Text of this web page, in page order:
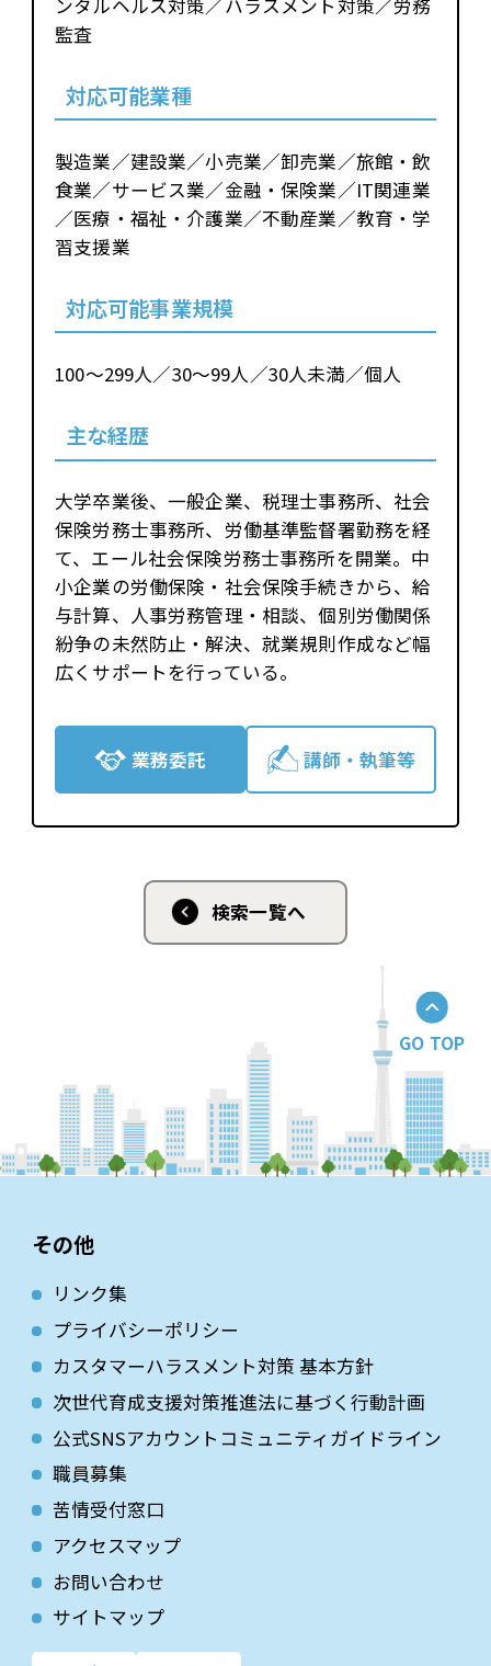
ンタルヘルス対策／ハラスメント対策／労務
監査
対応可能業種
製造業／建設業／小売業／卸売業／旅館・飲
食業／サービス業／金融・保険業／IT関連業
／医療・福祉・介護業／不動産業／教育・学
習支援業
対応可能事業規模
100～299人／30～99人／30人未満／個人
主な経歴
大学卒業後、一般企業、税理士事務所、社会
保険労務士事務所、労働基準監督署勤務を経
て、エール社会保険労務士事務所を開業。中
小企業の労働保険・社会保険手続きから、給
与計算、人事労務管理・相談、個別労働関係
紛争の未然防止・解決、就業規則作成など幅
広くサポートを行っている。
業務委託 講師・執筆等
検索一覧へ
GO TOP
その他
リンク集
プライバシーポリシー
カスタマーハラスメント対策 基本方針
次世代育成⽀援対策推進法に基づく⾏動計画
公式SNSアカウントコミュニティガイドライン
職員募集
苦情受付窓口
アクセスマップ
お問い合わせ
サイトマップ